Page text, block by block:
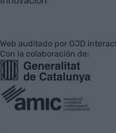
Web auditado por OJD
Con la colaboración de: